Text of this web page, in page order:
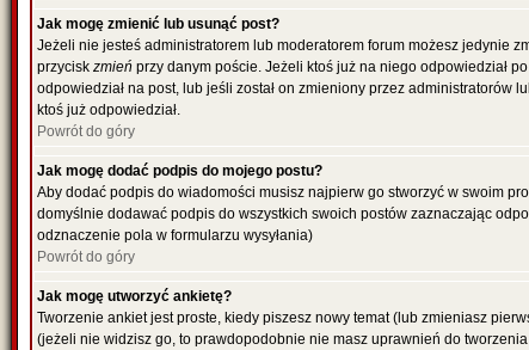
Jak mogę zmienić lub usunąć post?
Jeżeli nie jesteś administratorem lub moderatorem forum możesz jedynie
przycisk zmień przy danym poście. Jeżeli ktoś już na niego odpowiedział
odpowiedział na post, lub jeśli został on zmieniony przez
ktoś już odpowiedział.
Powrót do góry
Jak mogę dodać podpis do mojego postu?
Aby dodać podpis do wiadomości musisz najpierw go stworzyć w swoim
domyślnie dodawać podpis do wszystkich swoich postów zaznaczając
odznaczenie pola w formularzu wysyłania)
Powrót do góry
Jak mogę utworzyć ankietę?
Tworzenie ankiet jest proste, kiedy piszesz nowy temat (lub zmieniasz
(jeżeli nie widzisz go, to prawdopodobnie nie masz uprawnień do